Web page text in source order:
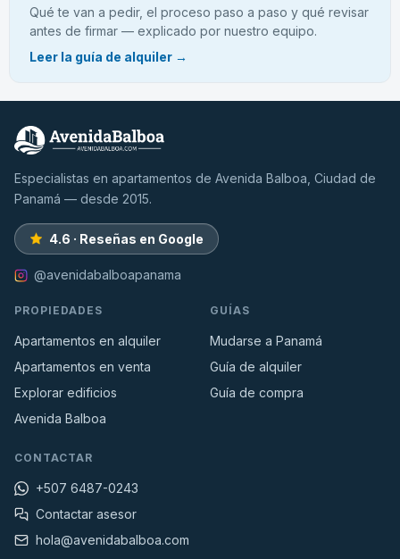
Qué te van a pedir, el proceso paso a paso y qué revisar
antes de firmar — explicado por nuestro equipo.
Leer la guía de alquiler →
Especialistas en apartamentos de Avenida Balboa, Ciudad de
Panamá — desde 2015.
4.6 · Reseñas en Google
@avenidabalboapanama
PROPIEDADES
Apartamentos en alquiler
Apartamentos en venta
Explorar edificios
Avenida Balboa
GUÍAS
Mudarse a Panamá
Guía de alquiler
Guía de compra
CONTACTAR
+507 6487-0243
Contactar asesor
hola@avenidabalboa.com